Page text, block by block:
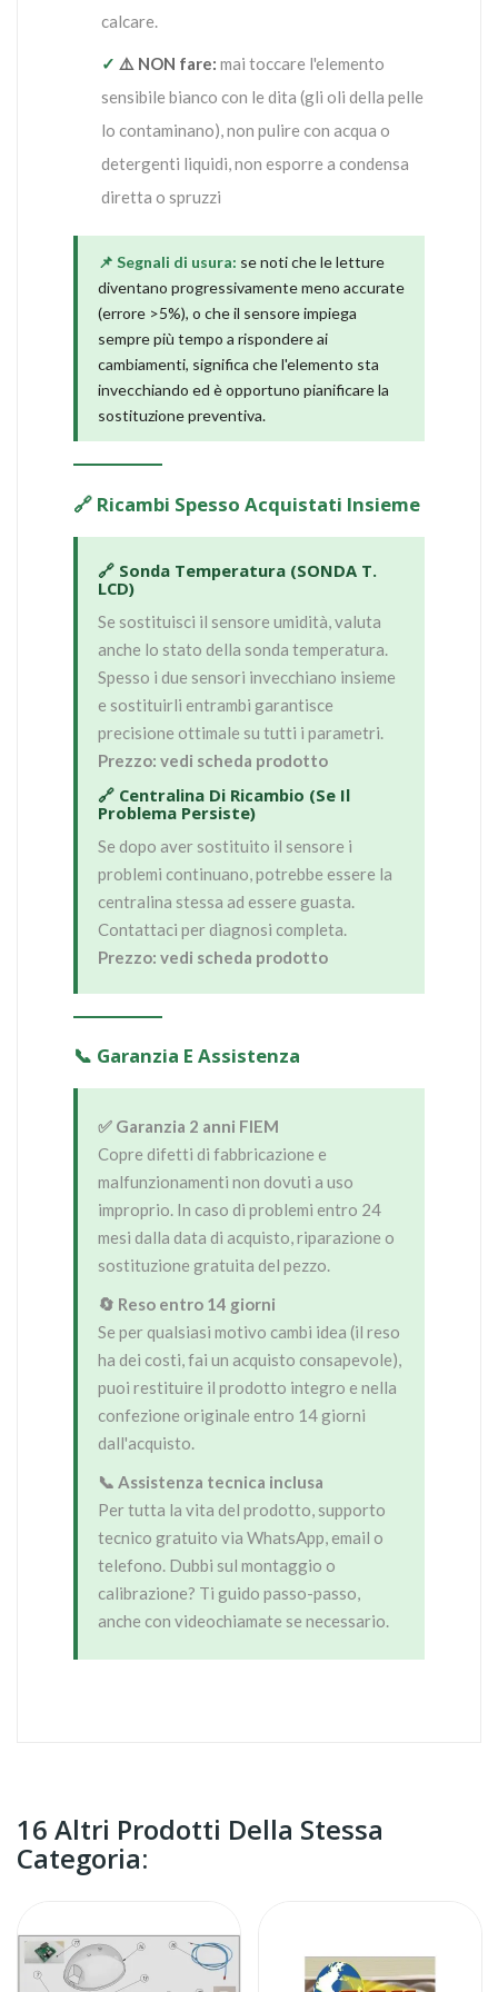
calcare.
✓ ⚠️ NON fare: mai toccare l'elemento
sensibile bianco con le dita (gli oli della pelle
lo contaminano), non pulire con acqua o
detergenti liquidi, non esporre a condensa
diretta o spruzzi
📌 Segnali di usura: se noti che le letture
diventano progressivamente meno accurate
(errore >5%), o che il sensore impiega
sempre più tempo a rispondere ai
cambiamenti, significa che l'elemento sta
invecchiando ed è opportuno pianificare la
sostituzione preventiva.
🔗 Ricambi Spesso Acquistati Insieme
🔗 Sonda Temperatura (SONDA T.
LCD)
Se sostituisci il sensore umidità, valuta
anche lo stato della sonda temperatura.
Spesso i due sensori invecchiano insieme
e sostituirli entrambi garantisce
precisione ottimale su tutti i parametri.
Prezzo: vedi scheda prodotto
🔗 Centralina Di Ricambio (se Il
Problema Persiste)
Se dopo aver sostituito il sensore i
problemi continuano, potrebbe essere la
centralina stessa ad essere guasta.
Contattaci per diagnosi completa.
Prezzo: vedi scheda prodotto
📞 Garanzia E Assistenza
✅ Garanzia 2 anni FIEM
Copre difetti di fabbricazione e
malfunzionamenti non dovuti a uso
improprio. In caso di problemi entro 24
mesi dalla data di acquisto, riparazione o
sostituzione gratuita del pezzo.
🔄 Reso entro 14 giorni
Se per qualsiasi motivo cambi idea (il reso
ha dei costi, fai un acquisto consapevole),
puoi restituire il prodotto integro e nella
confezione originale entro 14 giorni
dall'acquisto.
📞 Assistenza tecnica inclusa
Per tutta la vita del prodotto, supporto
tecnico gratuito via WhatsApp, email o
telefono. Dubbi sul montaggio o
calibrazione? Ti guido passo-passo,
anche con videochiamate se necessario.
16 Altri Prodotti Della Stessa
Categoria: